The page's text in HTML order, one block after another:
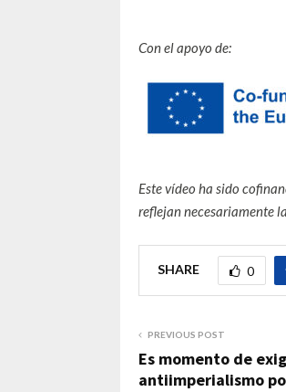
Con el apoyo de:
Este vídeo ha sido
reflejan necesariamente
SHARE 0
PREVIOUS POST
Es momento de
antiimperialismo